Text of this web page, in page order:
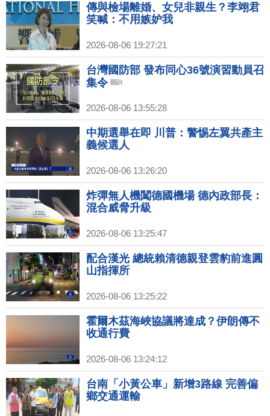
傳與檢場離婚、女兒非親生？李翊君
笑喊：不用嫉妒我
2026-08-06 19:27:21
台灣國防部 發布同心36號演習動員召
集令
2026-08-06 13:55:28
中期選舉在即 川普：警惕左翼共產主
義候選人
2026-08-06 13:26:20
炸彈無人機闖德國機場 德內政部長：
混合威脅升級
2026-08-06 13:25:47
配合漢光 總統賴清德親登雲豹前進圓
山指揮所
2026-08-06 13:25:22
霍爾木茲海峽協議將達成？伊朗傳不
收通行費
2026-08-06 13:24:12
台南「小黃公車」新增3路線 完善偏
鄉交通運輸